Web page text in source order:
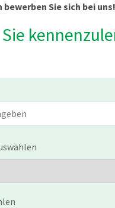
Sie sich bei uns!